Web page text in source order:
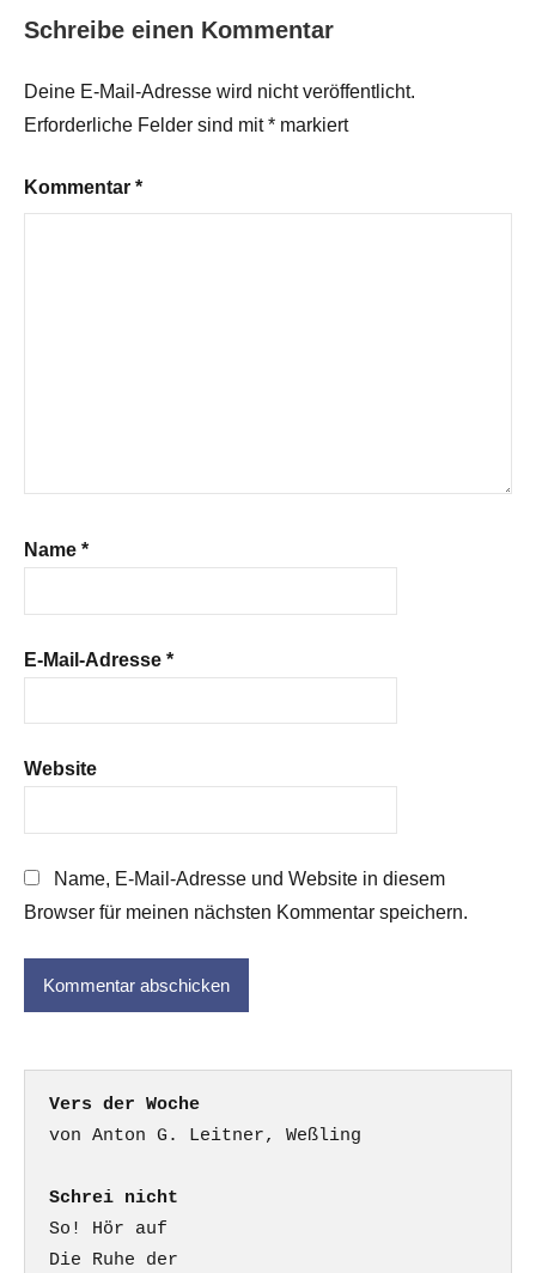
Schreibe einen Kommentar
Deine E-Mail-Adresse wird nicht veröffentlicht.
Erforderliche Felder sind mit* markiert
Kommentar *
Name *
E-Mail-Adresse *
Website
Name, E-Mail-Adresse und Website in diesem
Browser für meinen nächsten Kommentar speichern.
Vers der Woche
Schrei nicht
So! Hör auf
Die Ruhe der